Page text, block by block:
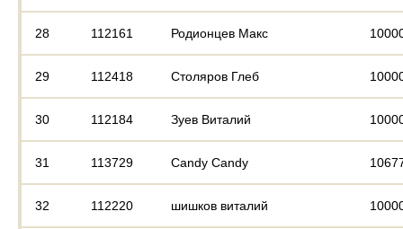
28 112161 Родионцев Макс
29 112418 Столяров Глеб
30 112184 Зуев Виталий
31 113729 Candy Candy
32 112220 шишков виталий